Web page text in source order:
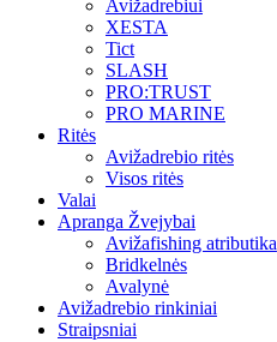
Avižadrebiui
XESTA
Tict
SLASH
PRO:TRUST
PRO MARINE
Ritės
Avižadrebio ritės
Visos ritės
Valai
Apranga Žvejybai
Avižafishing atributika
Bridkelnės
Avalynė
Avižadrebio rinkiniai
Straipsniai